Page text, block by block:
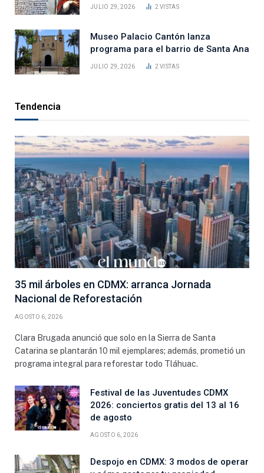
JULIO 29, 2026 2VISTAS
Museo Palacio Cantón lanza
programa para el barrio de Santa Ana
JULIO 29, 2026 2VISTAS
Tendencia
35 mil árboles en CDMX: arranca Jornada
Nacional de Reforestación
AGOSTO 6, 2026
Clara Brugada anunció que solo en la Sierra de Santa
Catarina se plantarán 10 mil ejemplares; además, prometió un
programa integral para reforestar todo Tláhuac.
Festival de las Juventudes CDMX
2026: conciertos gratis del 13 al 16
de agosto
AGOSTO 6, 2026
Despojo en CDMX: 3 modos de operar